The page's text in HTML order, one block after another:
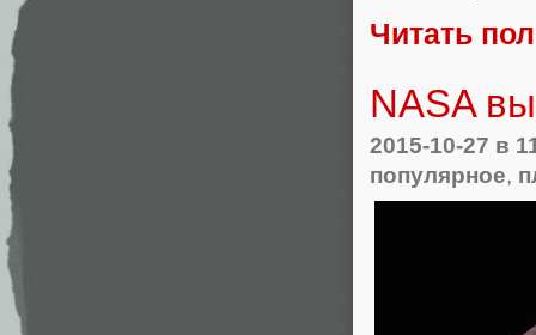
Читать
NASA
2015-10-27 в
популярное,